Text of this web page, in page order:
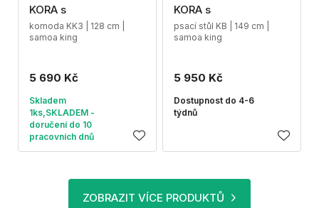
KORA s
komoda KK3 | 128 cm |
samoa king
5 690 Kč
Skladem
1ks,SKLADEM -
doručení do 10
pracovních dnů
KORA s
psací stůl KB | 149 cm |
samoa king
5 950 Kč
Dostupnost do 4-6
týdnů
ZOBRAZIT VÍCE PRODUKTŮ